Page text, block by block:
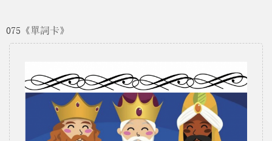
075《單詞卡》